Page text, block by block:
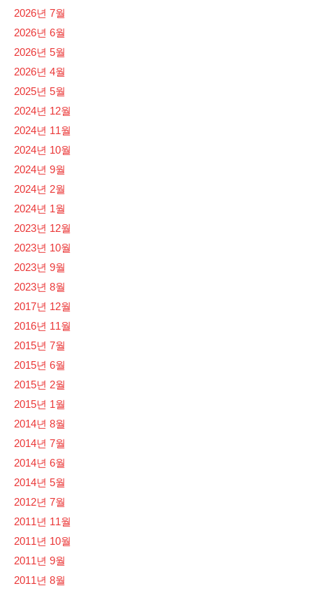
2026년 7월
2026년 6월
2026년 5월
2026년 4월
2025년 5월
2024년 12월
2024년 11월
2024년 10월
2024년 9월
2024년 2월
2024년 1월
2023년 12월
2023년 10월
2023년 9월
2023년 8월
2017년 12월
2016년 11월
2015년 7월
2015년 6월
2015년 2월
2015년 1월
2014년 8월
2014년 7월
2014년 6월
2014년 5월
2012년 7월
2011년 11월
2011년 10월
2011년 9월
2011년 8월